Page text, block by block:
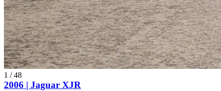
1 /48
2006 | Jaguar XJR